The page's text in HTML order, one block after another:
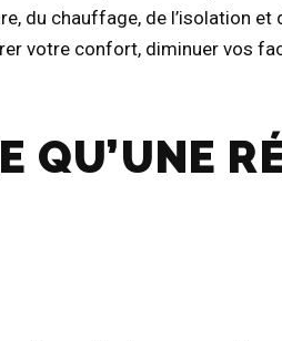
du chauffage, de l’isolation et
votre confort, diminuer vos
QU’UNE